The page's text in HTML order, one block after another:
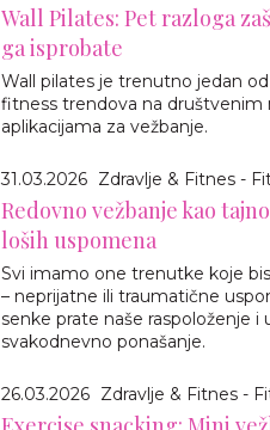
Wall Pilates: Pet razloga
ga isprobate
Wall pilates je trenutno jedan
fitness trendova na društvenim
aplikacijama za vežbanje.
31.03.2026 Zdravlje & Fitnes -
Redovno vežbanje kao
loših uspomena
Svi imamo one trenutke koje
– neprijatne ili traumatične
senke prate naše raspoloženje i
svakodnevno ponašanje.
26.03.2026 Zdravlje & Fitnes -